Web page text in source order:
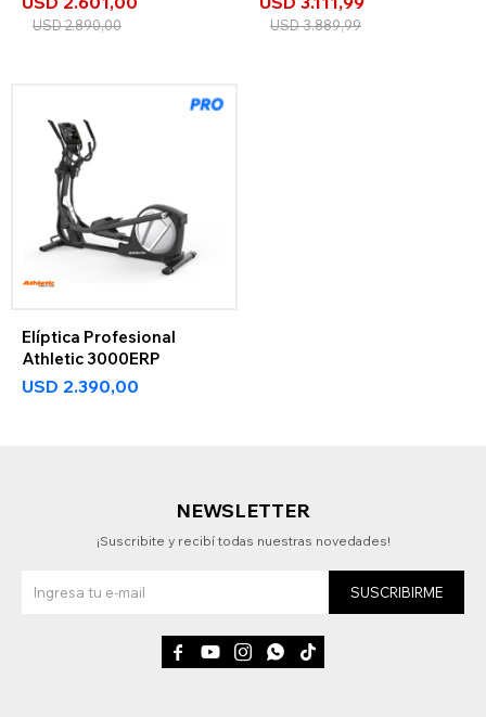
USD2.890,00 USD3.889,99
Elíptica Profesional
Athletic 3000ERP
USD 2.390,00
NEWSLETTER
¡Suscribite y recibí todas nuestras novedades!
SUSCRIBIRME
    